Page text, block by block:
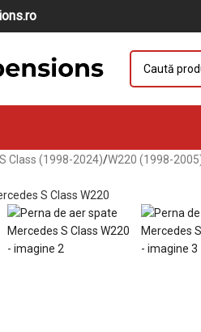
S Class (1998-2024)/W220 (1998-